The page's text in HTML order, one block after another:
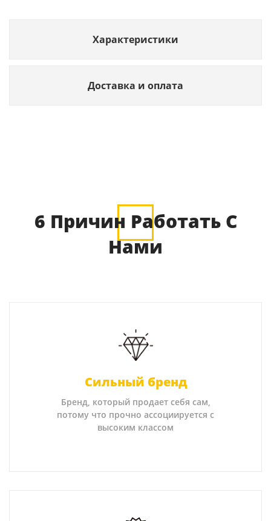
Характеристики
Доставка и оплата
6 Причин Работать С
Нами
Сильный бренд
Бренд, который продает себя сам,
потому что прочно ассоциируется с
высоким классом